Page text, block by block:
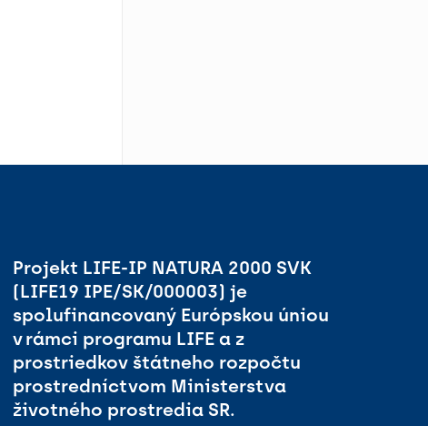
Projekt LIFE-IP NATURA 2000 SVK
(LIFE19 IPE/SK/000003) je
spolufinancovaný Európskou úniou
v rámci programu LIFE a z
prostriedkov štátneho rozpočtu
prostredníctvom Ministerstva
životného prostredia SR.